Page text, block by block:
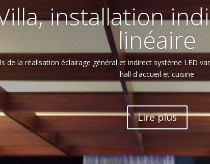
installation
linéaire
de la réalisation éclairage général et indirect système LED
hall d'accueil et cuisine
Lire plus